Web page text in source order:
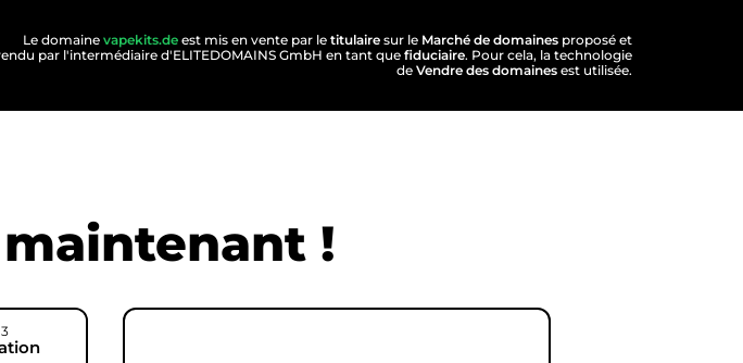
Le domaine vapekits.de est mis en vente par le titulaire sur le Marché de domaines proposé et
par l'intermédiaire d'ELITEDOMAINS GmbH en tant que fiduciaire. Pour cela, la technologie
de Vendre des domaines est utilisée.
!